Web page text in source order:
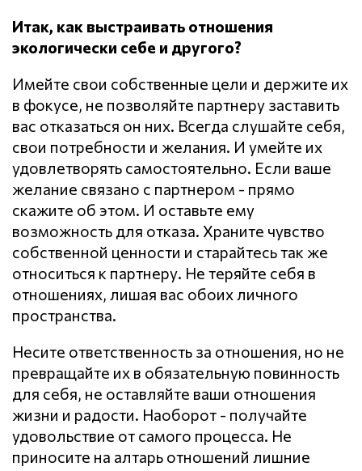
Итак, как выстраивать отношения
экологически себе и другого?
Имейте свои собственные цели и держите их
в фокусе, не позволяйте партнеру заставить
вас отказаться он них. Всегда слушайте себя,
свои потребности и желания. И умейте их
удовлетворять самостоятельно. Если ваше
желание связано с партнером - прямо
скажите об этом. И оставьте ему
возможность для отказа. Храните чувство
собственной ценности и старайтесь так же
относиться к партнеру. Не теряйте себя в
отношениях, лишая вас обоих личного
пространства.
Несите ответственность за отношения, но не
превращайте их в обязательную повинность
для себя, не оставляйте ваши отношения
жизни и радости. Наоборот - получайте
удовольствие от самого процесса. Не
приносите на алтарь отношений лишние